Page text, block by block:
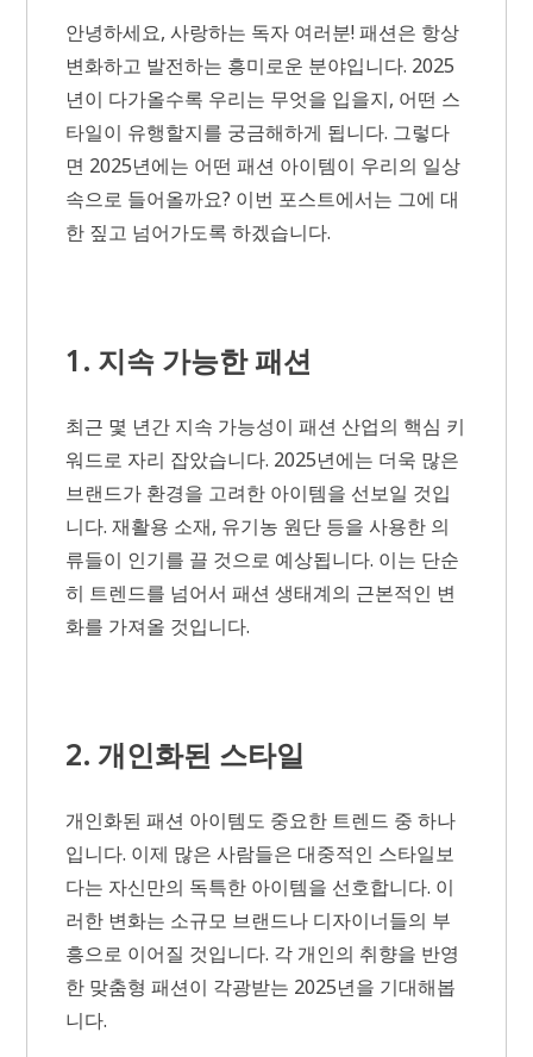
안녕하세요, 사랑하는 독자 여러분! 패션은 항상
변화하고 발전하는 흥미로운 분야입니다. 2025
년이 다가올수록 우리는 무엇을 입을지, 어떤 스
타일이 유행할지를 궁금해하게 됩니다. 그렇다
면 2025년에는 어떤 패션 아이템이 우리의 일상
속으로 들어올까요? 이번 포스트에서는 그에 대
한 짚고 넘어가도록 하겠습니다.
1. 지속 가능한 패션
최근 몇 년간 지속 가능성이 패션 산업의 핵심 키
워드로 자리 잡았습니다. 2025년에는 더욱 많은
브랜드가 환경을 고려한 아이템을 선보일 것입
니다. 재활용 소재, 유기농 원단 등을 사용한 의
류들이 인기를 끌 것으로 예상됩니다. 이는 단순
히 트렌드를 넘어서 패션 생태계의 근본적인 변
화를 가져올 것입니다.
2. 개인화된 스타일
개인화된 패션 아이템도 중요한 트렌드 중 하나
입니다. 이제 많은 사람들은 대중적인 스타일보
다는 자신만의 독특한 아이템을 선호합니다. 이
러한 변화는 소규모 브랜드나 디자이너들의 부
흥으로 이어질 것입니다. 각 개인의 취향을 반영
한 맞춤형 패션이 각광받는 2025년을 기대해봅
니다.